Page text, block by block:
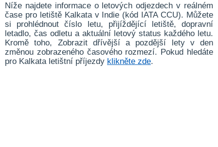
Níže najdete informace o letových odjezdech v reálném
čase pro letiště Kalkata v Indie (kód IATA CCU). Můžete
si prohlédnout číslo letu, přijíždějící letiště, dopravní
letadlo, čas odletu a aktuální letový status každého letu.
Kromě toho, Zobrazit dřívější a pozdější lety v den
změnou zobrazeného časového rozmezí. Pokud hledáte
pro Kalkata letištní příjezdy klikněte zde.